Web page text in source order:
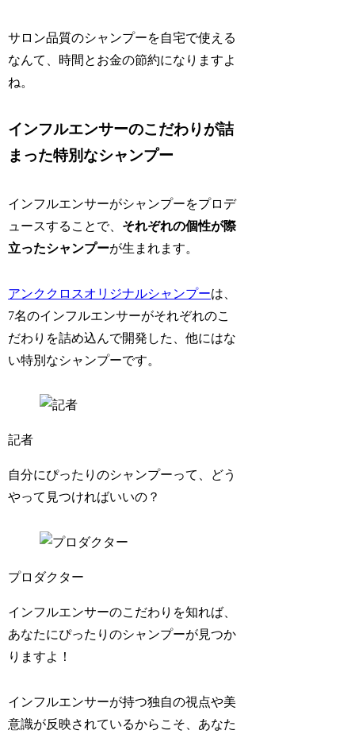
サロン品質のシャンプーを自宅で使える
なんて、時間とお金の節約になりますよ
ね。
インフルエンサーのこだわりが詰
まった特別なシャンプー
インフルエンサーがシャンプーをプロデ
ュースすることで、 それぞれの個性が際
立ったシャンプーが生まれます。
アンククロスオリジナルシャンプーは、
7名のインフルエンサーがそれぞれのこ
だわりを詰め込んで開発した、他にはな
い特別なシャンプーです。
記者
自分にぴったりのシャンプーって、どう
やって見つければいいの？
プロダクター
インフルエンサーのこだわりを知れば、
あなたにぴったりのシャンプーが見つか
りますよ！
インフルエンサーが持つ独自の視点や美
意識が反映されているからこそ、あなた